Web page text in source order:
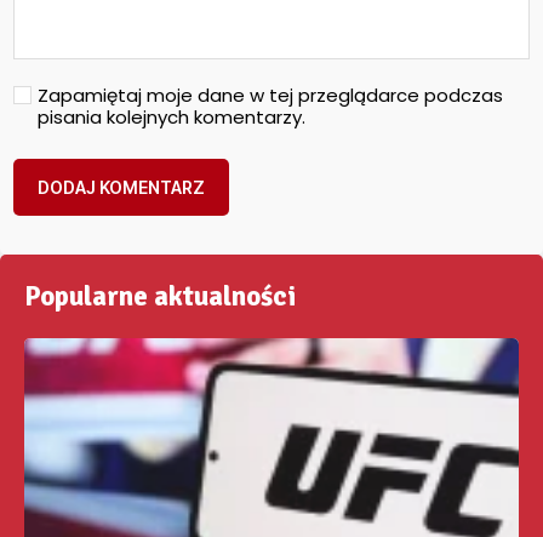
Zapamiętaj moje dane w tej przeglądarce podczas
pisania kolejnych komentarzy.
Popularne aktualności